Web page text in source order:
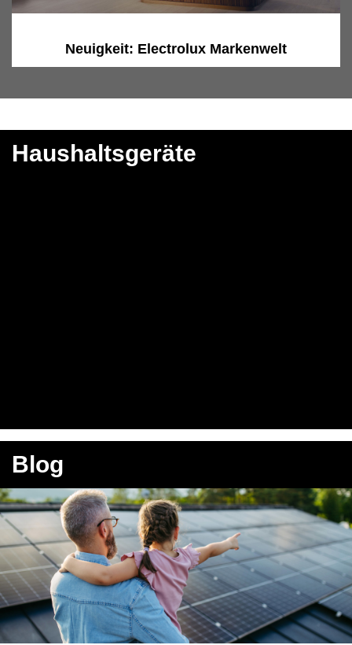
Neuigkeit: Electrolux Markenwelt
Haushaltsgeräte
Blog